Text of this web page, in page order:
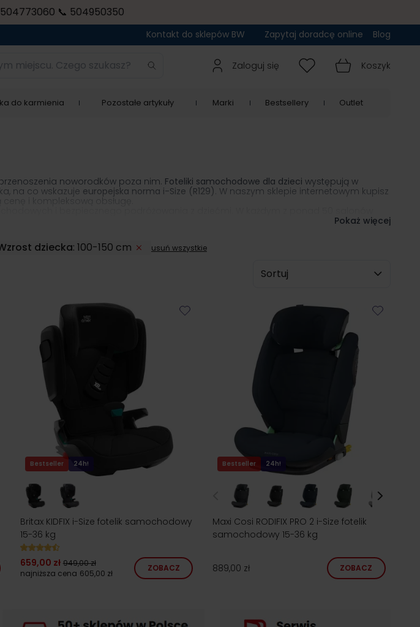
📞 504950350
Kontakt do sklepów BW Zapytaj doradcę online Blog
Czego szukasz? Zaloguj się Koszyk
do karmienia Pozostałe artykuły Marki Bestsellery Outlet
noworodków poza nim. Foteliki samochodowe dla dzieci występują w
na co wskazuje europejska norma i-Size (R129) . W naszym sklepie internetowym kupisz
i kompleksową obsługę.
fotelików, którzy dobiorą model do auta i budowy dziecka, a następnie pomogą w
Pokaż więcej
dziecka: 100-150 cm usuń wszystkie
Sortuj wg
Bestseller 24h!
Britax KIDFIX i-Size fotelik samochodowy
15-36 kg
659,00 zł 949,00 zł
najniższa cena 605,00 zł
ZOBACZ
Bestseller 24h!
Maxi Cosi RODIFIX PRO 2 i-Size fotelik
samochodowy 15-36 kg
889,00 zł ZOBACZ